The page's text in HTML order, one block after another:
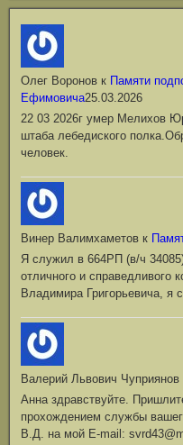
Олег Воронов к Памяти
Ефимовича25.03.2026
22 03 2026г умер Мелихов
штаба лебедиского
человек.
Винер Валимхаметов к
Я служил в 664РП (в/ч
отличного и справедливого
Владимира Григорьевича, я
Валерий Львович Чуприянов
Анна здравствуйте.
прохождением службы
В.Д. на мой Е-mail: